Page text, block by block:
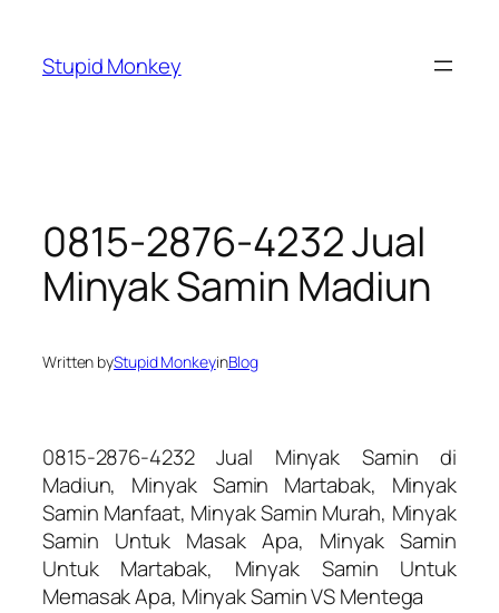
content
Stupid Monkey
0815-2876-4232 Jual
Minyak Samin Madiun
Written byStupid MonkeyinBlog
0815-2876-4232 Jual Minyak Samin di
Madiun, Minyak Samin Martabak, Minyak
Samin Manfaat, Minyak Samin Murah, Minyak
Samin Untuk Masak Apa, Minyak Samin
Untuk Martabak, Minyak Samin Untuk
Memasak Apa, Minyak Samin VS Mentega